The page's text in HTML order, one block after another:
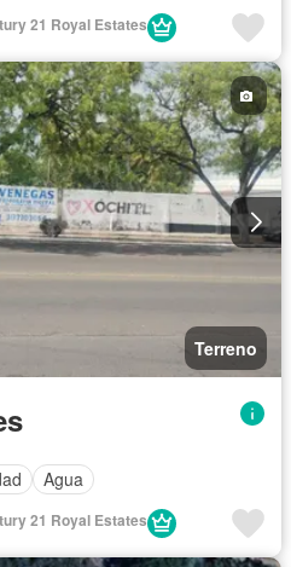
21 Royal Estates
Terreno
Agua
21 Royal Estates